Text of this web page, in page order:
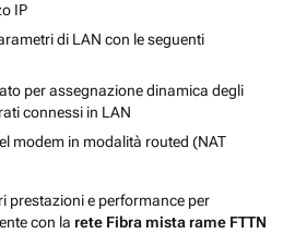
IP
di LAN con le seguenti
per assegnazione dinamica degli
connessi in LAN
modem in modalità routed (NAT
prestazioni e performance per
con la rete Fibra mista rame FTTN